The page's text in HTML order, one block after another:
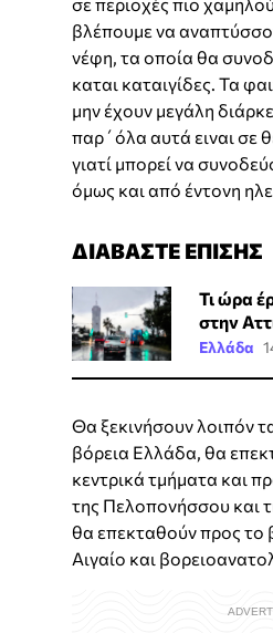
βλέπουμε να
νέφη, τα οποία θα
καται καταιγίδες. Τα
μην έχουν μεγάλη
παρ΄όλα αυτά ειναι σε
γιατί μπορεί να
όμως και από έντονη
ΔΙΑΒΑΣΤΕ ΕΠΙΣΗΣ
Τι ώρα
στην
Ελλάδα
Θα ξεκινήσουν λοιπόν
βόρεια Ελλάδα, θα
κεντρικά τμήματα και
της Πελοπονήσσου και
θα επεκταθούν προς το
Αιγαίο και